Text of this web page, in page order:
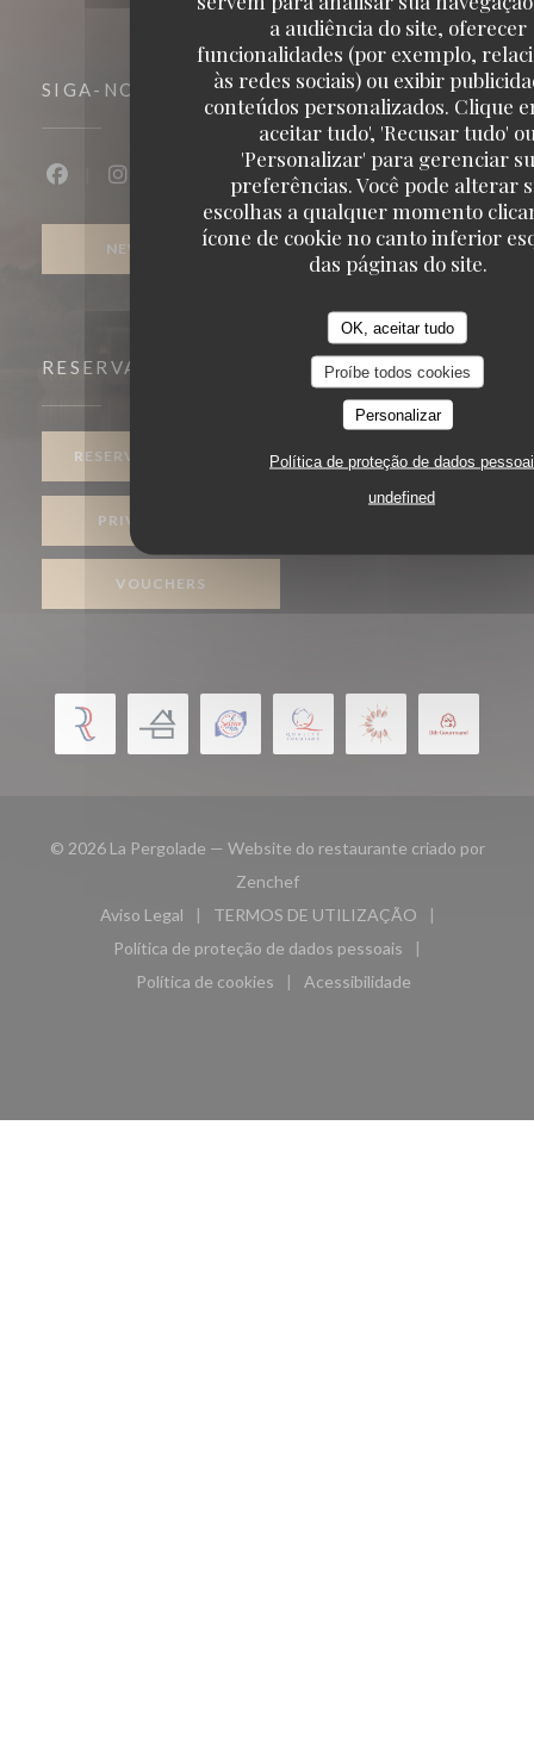
a audiência do site, oferecer
funcionalidades (por exemplo,
às redes sociais) ou exibir
conteúdos personalizados. Clique
aceitar tudo', 'Recusar tudo'
'Personalizar' para gerenciar
preferências. Você pode alterar
escolhas a qualquer momento
ícone de cookie no canto inferior
das páginas do site.
OK, aceitar tudo
Proíbe todos cookies
Personalizar
Política de proteção de dados
undefined
SIGA-NOS
Facebook ((abre numa nova janela))
Instagram ((abre numa nova janela))
NEWSLETTER
RESERVA
RESERVAR UMA MESA
PRIVATIZAÇÃO
VOUCHERS
© 2026 La Pergolade — Website do restaurante criado por
Zenchef((abre numa nova janela))
Aviso Legal
((abre numa nova janela))
TERMOS DE UTILIZAÇÃO
((abre numa nova janela))
Política de proteção de dados pessoais
((abre numa nova janela))
Política de cookies
((abre numa nova janela))
Acessibilidade